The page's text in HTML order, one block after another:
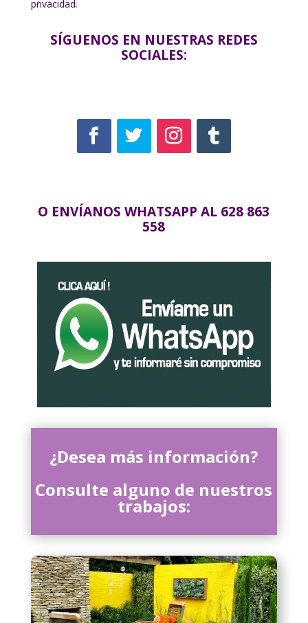
privacidad.
SÍGUENOS EN NUESTRAS REDES
SOCIALES:
O ENVÍANOS WHATSAPP AL 628 863
558
¿Desea más información?
Consulte alguno de nuestros
trabajos: